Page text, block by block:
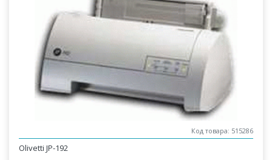
Код товара: 515286
Olivetti JP-192